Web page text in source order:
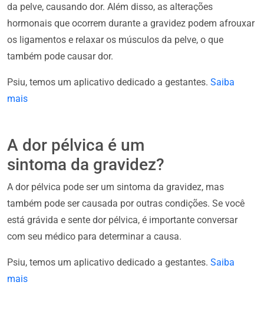
da pelve, causando dor. Além disso, as alterações
hormonais que ocorrem durante a gravidez podem afrouxar
os ligamentos e relaxar os músculos da pelve, o que
também pode causar dor.
Psiu, temos um aplicativo dedicado a gestantes. Saiba
mais
A dor pélvica é um
sintoma da gravidez?
A dor pélvica pode ser um sintoma da gravidez, mas
também pode ser causada por outras condições. Se você
está grávida e sente dor pélvica, é importante conversar
com seu médico para determinar a causa.
Psiu, temos um aplicativo dedicado a gestantes. Saiba
mais